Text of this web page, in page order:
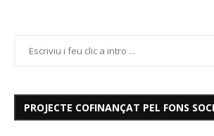
PROJECTE COFINANÇAT PEL FONS